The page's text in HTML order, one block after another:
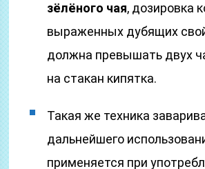
зёлёного чая, дозировка
выраженных дубящих
должна превышать двух
на стакан кипятка.
Такая же техника
дальнейшего
применяется при